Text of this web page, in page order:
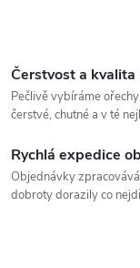
Čerstvost a
Pečlivě vybíráme
čerstvé, chutné a v té
Rychlá expedice
Objednávky
dobroty dorazily co